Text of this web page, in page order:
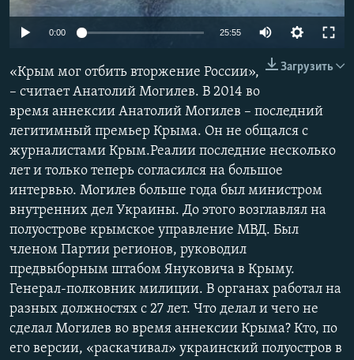
ПОБЕДИТЕЛЕЙ НЕ СУДЯТ?
ELIFBE
ПРИСОЕДИНЯЙТЕСЬ!
0:00 25:55
Загрузить
«Крым мог отбить вторжение России»,
– считает Анатолий Могилев. В 2014 во
время аннексии Анатолий Могилев – последний
легитимный премьер Крыма. Он не общался с
журналистами Крым.Реалии последние несколько
лет и только теперь согласился на большое
интервью. Могилев больше года был министром
внутренних дел Украины. До этого возглавлял на
полуострове крымское управление МВД. Был
членом Партии регионов, руководил
предвыборным штабом Януковича в Крыму.
Генерал-полковник милиции. В органах работал на
разных должностях с 27 лет. Что делал и чего не
сделал Могилев во время аннексии Крыма? Кто, по
его версии, «раскачивал» украинский полуостров в